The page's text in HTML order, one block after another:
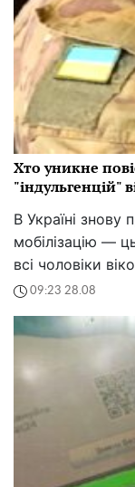
Хто уникне
"індульгенцій"
В Україні знову
мобілізацію —
всі чоловіки
09:23 28.08